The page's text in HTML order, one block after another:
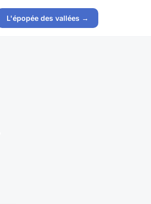
L'épopée des vallées →